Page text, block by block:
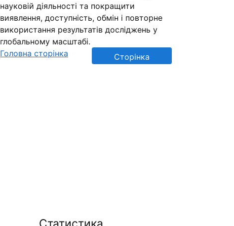
науковій діяльності та покращити
виявлення, доступність, обмін і повторне
використання результатів досліджень у
глобальному масштабі.
Головна сторінка
Сторінка